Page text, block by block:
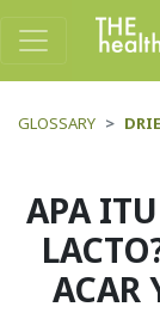
GLOSSARY
APA
ACAR